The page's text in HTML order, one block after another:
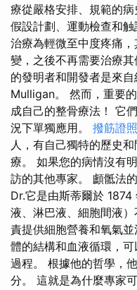
療從嚴格安排、規範的
假設計劃、運動檢查和
治療為輕微至中度疼痛
變，之後不再需要治療
的發明者和開發者是來
Mulligan。 然而，重要
成自己的整骨療法！ 它
況下單獨應用。 撥筋證照
人，有自己獨特的歷史
療。 如果您的病情沒有
訪的其他專家。 顱骶法
Dr.它是由斯蒂爾於
液、淋巴液、細胞間液
責提供細胞營養和氧氣
體的結構和血液循環，
過程。 根據他的哲學，
分。 這就是為什麼專家